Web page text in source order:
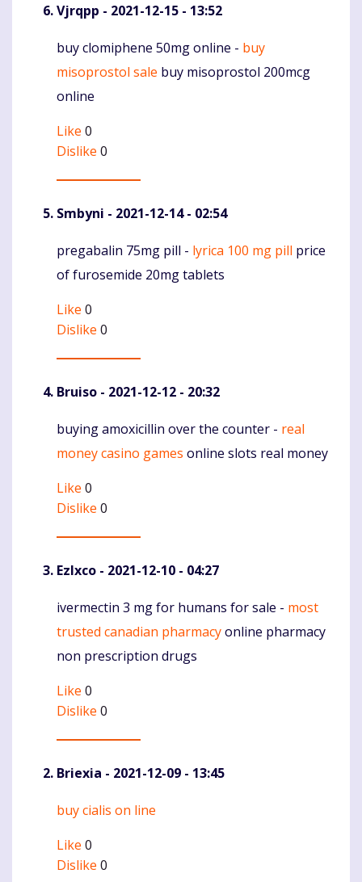
Vjrqpp - 2021-12-15 - 13:52
Komentaras
buy clomiphene 50mg online - buy
misoprostol sale buy misoprostol 200mcg
online
Like 0
Dislike 0
Smbyni - 2021-12-14 - 02:54
Komentaras
pregabalin 75mg pill - lyrica 100 mg pill price
of furosemide 20mg tablets
Like 0
Dislike 0
Bruiso - 2021-12-12 - 20:32
Komentaras
buying amoxicillin over the counter - real
money casino games online slots real money
Like 0
Dislike 0
Ezlxco - 2021-12-10 - 04:27
Komentaras
ivermectin 3 mg for humans for sale - most
trusted canadian pharmacyonline pharmacy
non prescription drugs
Like 0
Dislike 0
Briexia - 2021-12-09 - 13:45
Komentaras
buy cialis on line
Like 0
Dislike 0